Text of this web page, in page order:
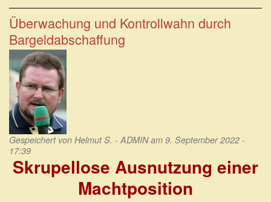
in
Deutschland
verunglücken
viele
Menschen
auf
dem
Bau
Überwachung und Kontrollwahn durch
Bargeldabschaffung
Gespeichert von Helmut S. - ADMINam 9. September 2022 -
17:39
Skrupellose Ausnutzung einer
Machtposition